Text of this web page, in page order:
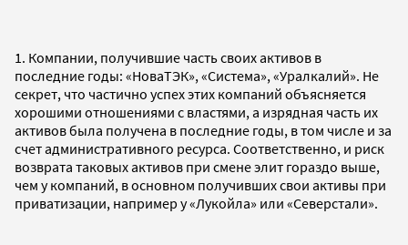
1. Компании, получившие часть своих активов в
последние годы: «НоваТЭК», «Система», «Уралкалий». Не
секрет, что частично успех этих компаний объясняется
хорошими отношениями с властями, а изрядная часть их
активов была получена в последние годы, в том числе и за
счет административного ресурса. Соответственно, и риск
возврата таковых активов при смене элит гораздо выше,
чем у компаний, в основном получивших свои активы при
приватизации, например у «Лукойла» или «Северстали».